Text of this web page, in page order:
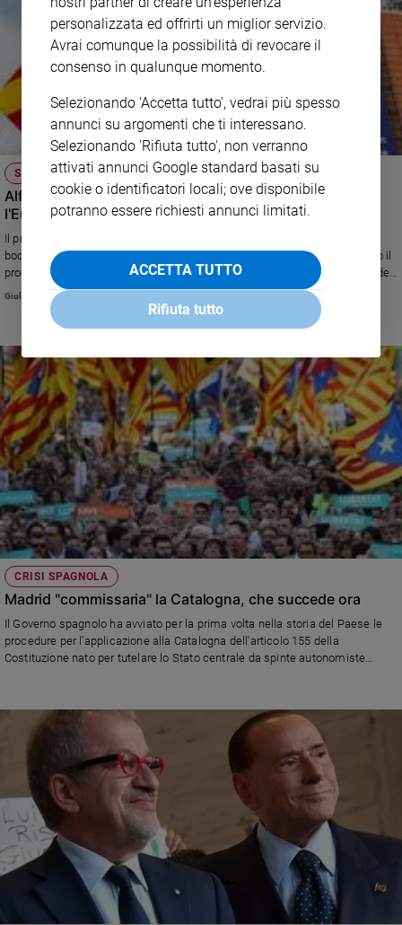
SPAGNA IN CRISI
Alfred Bosch: "La via catalana rispetta la democrazia e
l'Europa"
Il premier Sánchez ha indetto elezioni anticipate per il 28 aprile dopo la
bocciatura della legge finanziaria. E pochi giorni fa a Madrid è cominciato il
processo ai leader separatisti accusati di ribellione per l'organizzazione del
referendum sull'autonomia della Catalogna. A spiegare le ragioni degli
indipendentisti è il consigliere per gli Affari esteri del Governo regionale.
Giulia Cerqueti
CRISI SPAGNOLA
Madrid "commissaria" la Catalogna, che succede ora
Il Governo spagnolo ha avviato per la prima volta nella storia del Paese le
procedure per l'applicazione alla Catalogna dell'articolo 155 della
Costituzione nato per tutelare lo Stato centrale da spinte autonomiste
personalizzata ed offrirti un miglior servizio.
Avrai comunque la possibilità di revocare il
consenso in qualunque momento.
Selezionando 'Accetta tutto', vedrai più spesso
annunci su argomenti che ti interessano.
Selezionando 'Rifiuta tutto', non verranno
attivati annunci Google standard basati su
cookie o identificatori locali; ove disponibile
potranno essere richiesti annunci limitati.
ACCETTA TUTTO
Rifiuta tutto